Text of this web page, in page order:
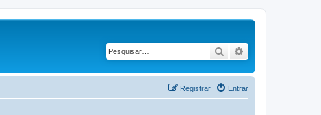
Pesquisar
Entrar
Registrar